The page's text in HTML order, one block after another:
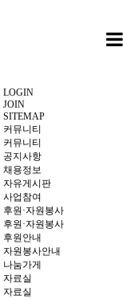
LOGIN
JOIN
SITEMAP
커뮤니티
커뮤니티
공지사항
채용정보
자유게시판
사업참여
후원·자원봉사
후원·자원봉사
후원안내
자원봉사안내
나눔가게
자료실
자료실